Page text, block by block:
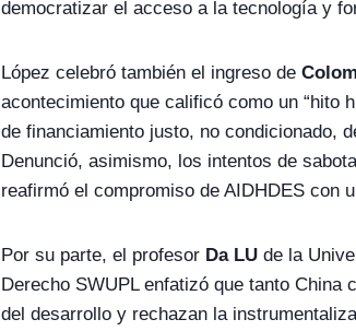
democratizar el acceso a la tecnología y
López celebró también el ingreso de
acontecimiento que calificó como un “hito
de financiamiento justo, no condicionado,
Denunció, asimismo, los intentos de
reafirmó el compromiso de AIDHDES con
Por su parte, el profesor Da LU de la
Derecho SWUPL enfatizó que tanto China
del desarrollo y rechazan la